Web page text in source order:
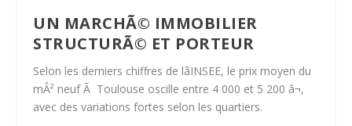
UN MARCHÃ© IMMOBILIER
STRUCTURÃ© ET PORTEUR
Selon les derniers chiffres de lâINSEE, le prix moyen du
mÂ² neuf Ã Toulouse oscille entre 4 000 et 5 200 â¬,
avec des variations fortes selon les quartiers.